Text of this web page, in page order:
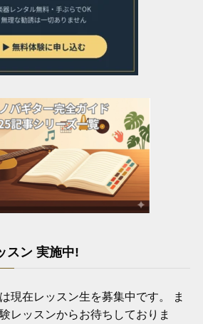
スン 実施中!
現在レッスン生を募集中です。 ま
レッスンからお待ちしておりま